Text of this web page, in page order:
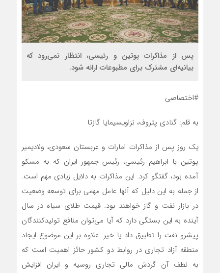
پس از مذاکرات پوتین و رئیسی، انتظار نمی‌رود که
بیانیه‌ای مشترک برای مطبوعات ارائه شود.
#اختصاصی
به قلم: گنادی پتروف، نزاویسیمایا گازتا
یک روز پس از مذاکرات امارات و عربستان سعودی، ولادیمیر
پوتین با ابراهیم رئیسی، رئیس جمهور ایران که به مسکو
آمده بود، گفتگو کرد. این مذاکرات به دلایل زیادی مهم است.
از جمله به این دلیل که آنها عامل مهمی برای توسعه وضعیت
در بازار نفت و گاز خواهند بود. قیمت طلای سیاه در سال
آینده به این بستگی دارد که آیا می‌توان منافع تولیدکنندگان
پیشرو نفت را تطبیق داد یا خیر. علاوه بر این موضوع ایجاد
منطقه آزاد تجاری در روابط دو کشور حائز اهمیت است که
به لطف آن گردش مالی تجاری روسیه و ایران افزایش